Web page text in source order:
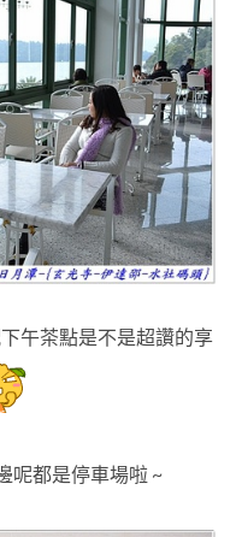
午茶點是不是超讚的享
呢都是停車場啦 ~